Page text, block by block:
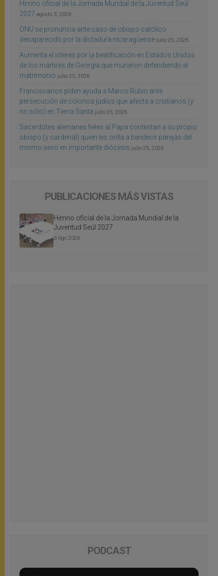
Himno oficial de la Jornada Mundial de la Juventud Seúl
2027 agosto 3, 2026
ONU se pronuncia ante caso de obispo católico
desaparecido por la dictadura nicaragüense julio 25, 2026
Aumenta el interés por la beatificación en Estados Unidos
de los mártires de Georgia que murieron defendiendo el
matrimonio julio 25, 2026
Franciscanos piden ayuda a Marco Rubio ante
persecución de colonos judíos que afecta a cristianos (y
no sólo) en Tierra Santa julio 25, 2026
Sacerdotes alemanes fieles al Papa contestan a su propio
obispo (y cardenal) quien les orilla a bendecir parejas del
mismo sexo en importante diócesis julio 25, 2026
PUBLICACIONES MÁS VISTAS
Himno oficial de la Jornada Mundial de la
Juventud Seúl 2027
3 Ago 2026
PODCAST